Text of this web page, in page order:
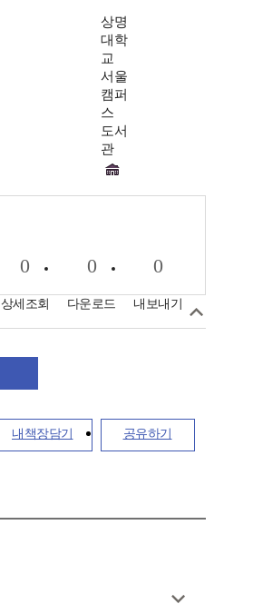
상명
대학
교
서울
캠퍼
스
도서
관
0
상세조회
0
다운로드
0
내보내기
내책장담기 공유하기